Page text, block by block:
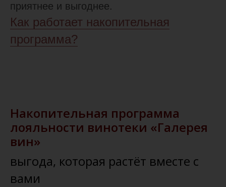
приятнее и выгоднее.
Как работает накопительная
программа?
Накопительная программа
лояльности винотеки «Галерея
вин»
выгода, которая растёт вместе с
вами